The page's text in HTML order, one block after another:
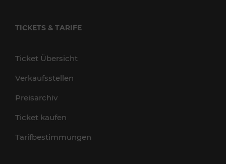
TICKETS & TARIFE
Ticket Übersicht
Verkaufsstellen
Preisarchiv
Ticket kaufen
Tarifbestimmungen